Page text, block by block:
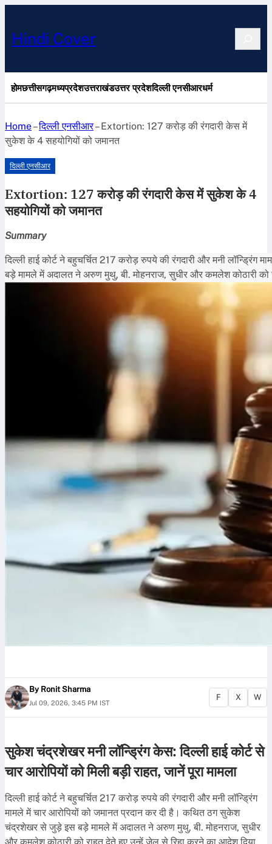
Hindi Cover
होमछत्तीसगढ़मध्यप्रदेशउत्तराखंडउत्तर प्रदेशदिल्ली एनसीआरधर्म
Home–दिल्ली एनसीआर–Extortion: 127 करोड़ की रंगदारी केस में
सुकेश के 4 सहयोगियों को जमानत
दिल्ली एनसीआर
Extortion: 127 करोड़ की रंगदारी केस में सुकेश के 4
सहयोगियों को जमानत
Summary
दिल्ली हाई कोर्ट ने बहुचर्चित 217 करोड़ रुपये की रंगदारी और मनी
बड़े मामले में अदालत ने अरुण मुथु, बी. मोहनराज, सुधीर और कमलेश कोठारी
By Ronit Sharma
Jul 09, 2026, 3:45 PM IST
F X W
सुकेश चंद्रशेखर मनी लॉन्ड्रिंग केस: दिल्ली हाई कोर्ट से
चार आरोपियों को मिली बड़ी राहत, जानें पूरा मामला
दिल्ली हाई कोर्ट ने बहुचर्चित 217 करोड़ रुपये की रंगदारी और मनी लॉन्ड्रिंग
मामले में चार आरोपियों को जमानत प्रदान कर दी है। कथित ठग सुकेश
चंद्रशेखर से जुड़े इस बड़े मामले में अदालत ने अरुण मुथु, बी. मोहनराज, सुधीर
और कमलेश कोठारी को राहत देते हुए उन्हें जेल से रिहा करने का आदेश दिया